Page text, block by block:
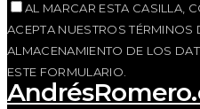
AL MARCAR ESTA CASILLA,
ACEPTA NUESTROS TÉRMINOS
ALMACENAMIENTO DE LOS
ESTE FORMULARIO.